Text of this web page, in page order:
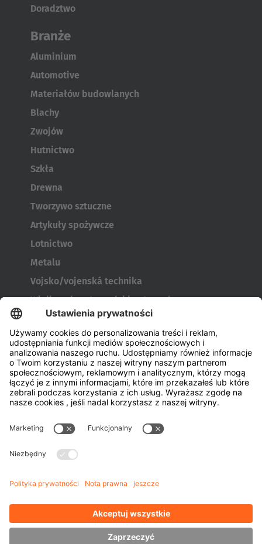
Japanese
Türkiye
Türkçe
Doradztwo
Branże
Aluminium
Automotive
Materiałów budowlanych
Blachy
Zwojów
Hutnictwo
Szkła
Drewna
Tworzywo sztuczne
Artykuły spożywcze
Lotnictwo
Metalu
Vojsko/vojenská technika
Wielkogabarytowych i kontenerów
Narzędzia do produkcji opon
Transportery bębnów
Drzwi i okien
Firma
o firmie HUBTEX
Zrównoważony rozwój
Przedstawiciel
Wiedza
Pliki do pobrania
Zarządzanie energią